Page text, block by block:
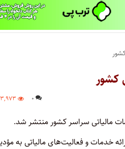
کشور
۰ ۳,۹۷۳
مالیاتی سراسر کشور منتشر شد.